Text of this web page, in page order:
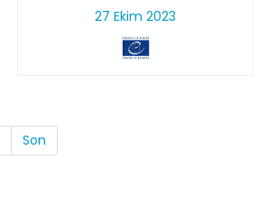
27 Ekim 2023
Son